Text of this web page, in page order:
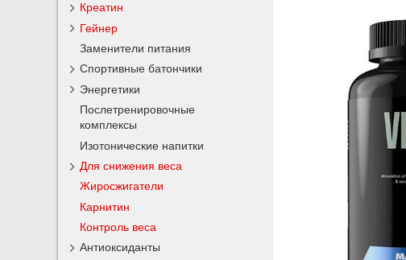
Креатин
Гейнер
Заменители питания
Спортивные батончики
Энергетики
Послетренировочные
комплексы
Изотонические напитки
Для снижения веса
Жиросжигатели
Карнитин
Контроль веса
Антиоксиданты